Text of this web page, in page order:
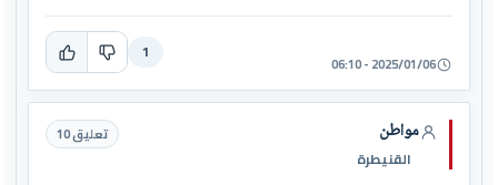
2025/01/06 - 06:10
1
مواطن
القنيطرة
تعليق 10